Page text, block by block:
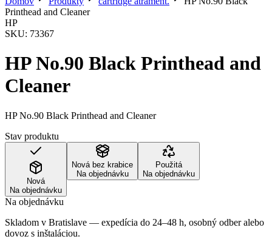
Printhead and Cleaner
HP
SKU: 73367
HP No.90 Black Printhead and
Cleaner
HP No.90 Black Printhead and Cleaner
Stav produktu
Nová
Na objednávku
Nová bez krabice
Na objednávku
Použitá
Na objednávku
Na objednávku
Skladom v Bratislave — expedícia do 24–48 h, osobný odber alebo
dovoz s inštaláciou.